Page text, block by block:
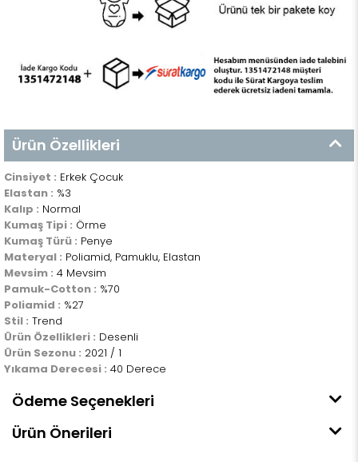
Ürün Özellikleri
Cinsiyet : Erkek Çocuk
Elastan : %3
Kalıp : Normal
Kumaş Tipi : Örme
Kumaş Türü : Penye
Materyal : Poliamid, Pamuklu, Elastan
Mevsim : 4 Mevsim
Pamuk-Cotton : %70
Poliamid : %27
Stil : Trend
Ürün Özellikleri : Desenli
Ürün Sezonu : 2021 / 1
Yıkama Derecesi : 40 Derece
Ödeme Seçenekleri
Ürün Önerileri